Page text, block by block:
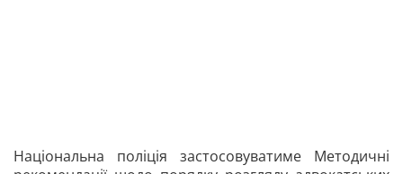
Національна поліція застосовуватиме Методичні